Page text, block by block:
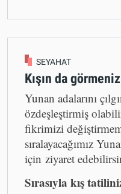
SEYAHAT
Kışın da
Yunan adalarını
özdeşleştirmiş
fikrimizi
sıralayacağımız
için ziyaret
Sırasıyla kış